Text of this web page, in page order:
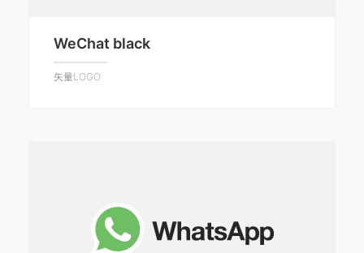
WeChat black
矢量LOGO